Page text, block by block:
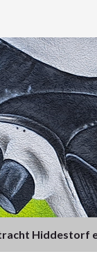
Hiddestorf